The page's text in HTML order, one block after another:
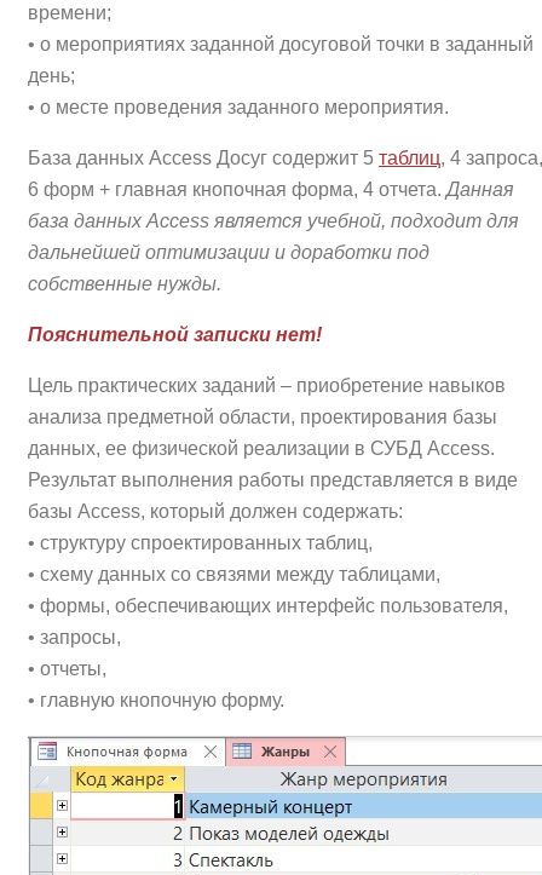
времени;
• о мероприятиях заданной досуговой точки в заданный
день;
• о месте проведения заданного мероприятия.
База данных Access Досуг содержит 5 таблиц, 4 запроса,
6 форм + главная кнопочная форма, 4 отчета. Данная
база данных Access является учебной, подходит для
дальнейшей оптимизации и доработки под
собственные нужды.
Пояснительной записки нет!
Цель практических заданий – приобретение навыков
анализа предметной области, проектирования базы
данных, ее физической реализации в СУБД Access.
Результат выполнения работы представляется в виде
базы Access, который должен содержать:
• структуру спроектированных таблиц,
• схему данных со связями между таблицами,
• формы, обеспечивающих интерфейс пользователя,
• запросы,
• отчеты,
• главную кнопочную форму.